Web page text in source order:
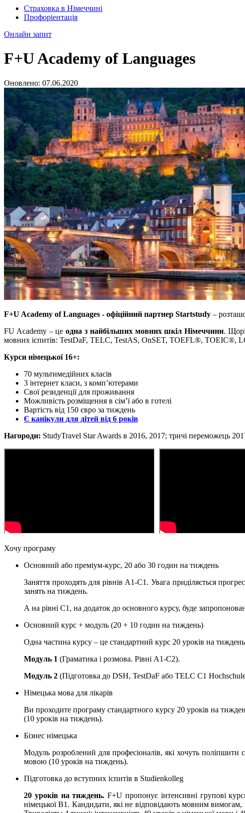
Страховка в Німеччині
Профоріентація
Онлайн запит
F+U Academy of Languages
Оновлено: 07.06.2020
F+U Academy of Languages ​​- офіційний партнер Startstudy –
FU Academy – цеодна з найбільших мовних шкіл Німеччини.
мовних іспитів: TestDaF, TELC, TestAS, OnSET, TOEFL®, TOEIC®,
Курси німецької 16+:
70 мультимедійних класів
3 інтернет класи, з комп’ютерами
Свої резиденції для проживання
Можливість розміщення в сім’ї або в готелі
Вартість від 150 євро за тиждень
Є канікули для дітей від 6 років
Нагороди: StudyTravel Star Awards в 2016, 2017; тричі переможець
Хочу програму
Основний або преміум-курс, 20 або 30 годин на тиждень
Заняття проходять для рівнів А1-С1. Увага приділяється
занять на тиждень.
А на рівні С1, на додаток до основного курсу, буде
Основний курс + модуль (20 + 10 годин на тиждень)
Одна частина курсу – це стандартний курс 20 уроків на
Модуль 1 (Граматика і розмова. Рівні А1-С2).
Модуль 2 (Підготовка до DSH, TestDaF або TELC C1
Німецька мова для лікарів
Ви проходите програму стандартного курсу 20 уроків на
(10 уроків на тиждень).
Бізнес німецька
Модуль розроблений для професіоналів, які хочуть
мовою (10 уроків на тиждень).
Підготовка до вступних іспитів в Studienkolleg
20 уроків на тиждень. F+U пропонує інтенсивні групові
німецької B1. Кандидати, які не відповідають мовним вимогам,